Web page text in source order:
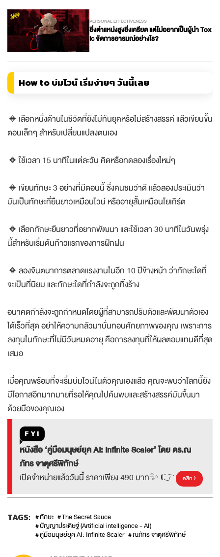
PERSONAL EFFECTIVENESS
ยิ่งตำแหน่งสูงยิ่งเครียด แต่ไม่อยากเป็นผู้นำ Tox
ic จัดการอารมณ์อย่างไร?
How to บ่มไวน์ เริ่มง่ายๆ วันนี้เลย
🔸เลือกหนึ่งด้านในชีวิตที่ยังไม่ทันยุคหรือไม่สร้างสรรค์ แล้วเขียนขั้น
ตอนเล็กๆ สำหรับเปลี่ยนแปลงตนเอง
🔸ใช้เวลา 15 นาทีในแต่ละวัน คิดหรือทดลองเรื่องใหม่ๆ
🔸เขียนทักษะ 3 อย่างที่มีตอนนี้ ซึ่งคนชมว่าดี แล้วลองประเมินว่า
มันเป็นทักษะที่ยืนยาวเหมือนไวน์ หรืออายุสั้นเหมือนโยเกิร์ต
🔸เลือกทักษะยืนยาวที่อยากพัฒนา และใช้เวลา 30 นาทีในวันพรุ่ง
นี้สำหรับเริ่มต้นก้าวแรกของการฝึกฝน
🔸ลองจินตนาการตลาดแรงงานในอีก 10 ปีข้างหน้า ว่าทักษะใดที่
จะเป็นที่นิยม และทักษะใดที่กำลังจะถูกทิ้งร้าง
อนาคตกำลังจะถูกกำหนดโดยผู้ที่สามารถปรับตัวและพัฒนาตัวเอง
ได้เร็วที่สุด อย่าให้ความกลัวมาบั่นทอนศักยภาพของคุณ เพราะการ
ลงทุนในทักษะที่ไม่มีวันหมดอายุ คือการลงทุนที่ให้ผลตอบแทนดีที่สุด
เสมอ
เมื่อคุณพร้อมที่จะเริ่มบ่มไวน์ในตัวคุณเองแล้ว คุณจะพบว่าโลกนี้ยัง
มีโอกาสอีกมากมายที่รอให้คุณไปค้นพบและสร้างสรรค์มันขึ้นมา
ด้วยมือของคุณเอง
FYI
หนังสือ ‘คู่มือมนุษย์ยุค AI: Infinite Scaler’ โดย ดร.ณ
ภัทร จาตุศรีพิทักษ์
เปิดจำหน่ายแล้ววันนี้ ราคาเพียง 490 บาท✨ 👉
คลิก ›
TAGS: ทักษะ
The Secret Sauce
ปัญญาประดิษฐ์ (Artificial intelligence - AI)
คู่มือมนุษย์ยุค AI: Infinite Scaler
ณภัทร จาตุศรีพิทักษ์